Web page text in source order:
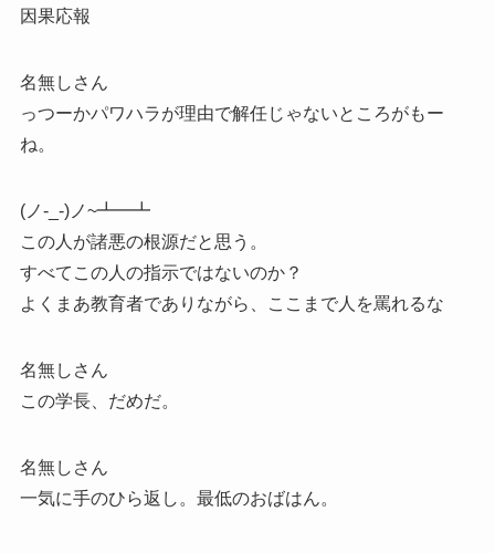
因果応報
名無しさん
っつーかパワハラが理由で解任じゃないところがもー
ね。
(ノ-_-)ノ~┻━┻
この人が諸悪の根源だと思う。
すべてこの人の指示ではないのか？
よくまあ教育者でありながら、ここまで人を罵れるな
名無しさん
この学長、だめだ。
名無しさん
一気に手のひら返し。最低のおばはん。